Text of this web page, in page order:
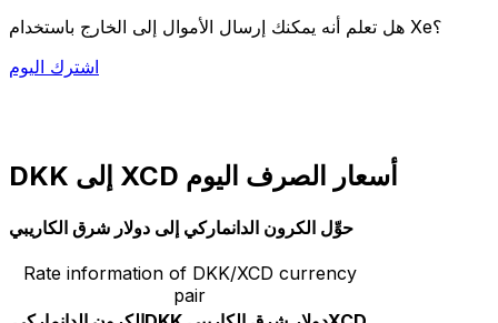
هل تعلم أنه يمكنك إرسال الأموال إلى الخارج باستخدام Xe؟
اشترك اليوم
DKK إلى XCD أسعار الصرف اليوم
حوِّل الكرون الدانماركي إلى دولار شرق الكاريبي
Rate information of DKK/XCD currency
pair